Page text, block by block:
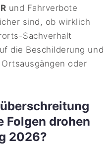
und Fahrverbote
sind, ob wirklich
Sachverhalt
die Beschilderung und
oder
Folgen drohen
2026?